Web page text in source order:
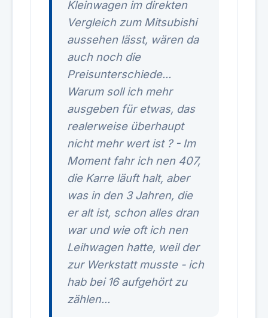
Kleinwagen im direkten
Vergleich zum Mitsubishi
aussehen lässt, wären da
auch noch die
Preisunterschiede...
Warum soll ich mehr
ausgeben für etwas, das
realerweise überhaupt
nicht mehr wert ist ? - Im
Moment fahr ich nen 407,
die Karre läuft halt, aber
was in den 3 Jahren, die
er alt ist, schon alles dran
war und wie oft ich nen
Leihwagen hatte, weil der
zur Werkstatt musste - ich
hab bei 16 aufgehört zu
zählen...